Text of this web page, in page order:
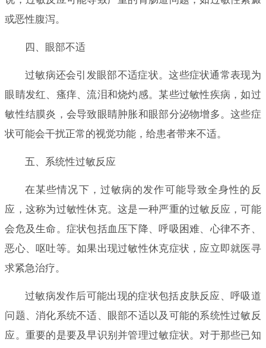
或恶性腹泻。
四、眼部不适
过敏病还会引发眼部不适症状。这些症状通常表现为
眼睛发红、瘙痒、流泪和烧灼感。某些过敏性疾病，如过
敏性结膜炎，会导致眼睛肿胀和眼部分泌物增多。这些症
状可能会干扰正常的视觉功能，给患者带来不适。
五、系统性过敏反应
在某些情况下，过敏病的发作可能导致全身性的反
应，这称为过敏性休克。这是一种严重的过敏反应，可能
会危及生命。症状包括血压下降、呼吸困难、心律不齐、
恶心、呕吐等。如果出现过敏性休克症状，应立即就医寻
求紧急治疗。
过敏病发作后可能出现的症状包括皮肤反应、呼吸道
问题、消化系统不适、眼部不适以及可能的系统性过敏反
应。重要的是要及早识别并管理过敏症状。对于那些已知